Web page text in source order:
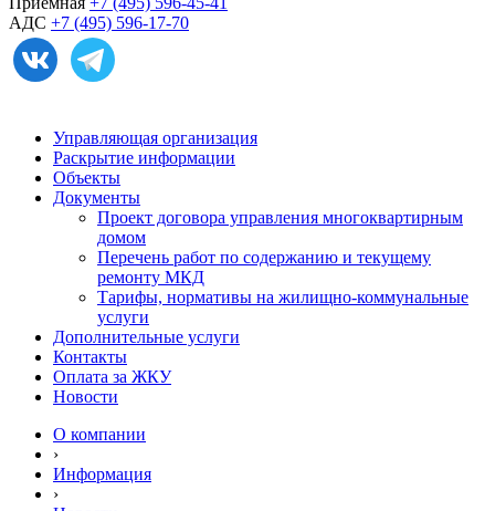
АДС +7 (495) 596-17-70
Управляющая организация
Раскрытие информации
Объекты
Документы
Проект договора управления многоквартирным
домом
Перечень работ по содержанию и текущему
ремонту МКД
Тарифы, нормативы на жилищно-коммунальные
услуги
Дополнительные услуги
Контакты
Оплата за ЖКУ
Новости
О компании
›
Информация
›